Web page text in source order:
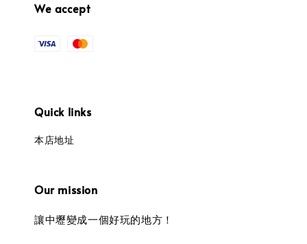
We accept
Quick links
本店地址
Our mission
讓中壢變成一個好玩的地方！